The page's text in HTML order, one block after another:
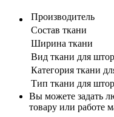
Производитель
Состав ткани
Ширина ткани
Вид ткани для штор
Категория ткани
Тип ткани для штор
Вы можете задать
товару или работе